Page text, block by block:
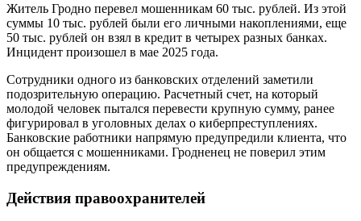
Житель Гродно перевел мошенникам 60 тыс. рублей. Из этой
суммы 10 тыс. рублей были его личными накоплениями, еще
50 тыс. рублей он взял в кредит в четырех разных банках.
Инцидент произошел в мае 2025 года.
Сотрудники одного из банковских отделений заметили
подозрительную операцию. Расчетный счет, на который
молодой человек пытался перевести крупную сумму, ранее
фигурировал в уголовных делах о киберпреступлениях.
Банковские работники напрямую предупредили клиента, что
он общается с мошенниками. Гродненец не поверил этим
предупреждениям.
Действия правоохранителей